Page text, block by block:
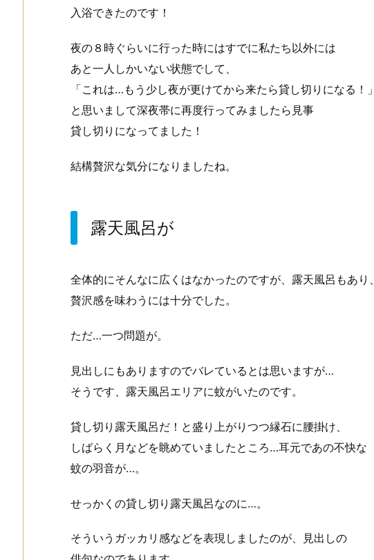
入浴できたのです！
夜の８時ぐらいに行った時にはすでに私たち以外には
あと一人しかいない状態でして、
「これは…もう少し夜が更けてから来たら貸し切りになる！」
と思いまして深夜帯に再度行ってみましたら見事
貸し切りになってました！
結構贅沢な気分になりましたね。
露天風呂が
全体的にそんなに広くはなかったのですが、露天風呂もあり、
贅沢感を味わうには十分でした。
ただ…一つ問題が。
見出しにもありますのでバレているとは思いますが…
そうです、露天風呂エリアに蚊がいたのです。
貸し切り露天風呂だ！と盛り上がりつつ縁石に腰掛け、
しばらく月などを眺めていましたところ…耳元であの不快な
蚊の羽音が…。
せっかくの貸し切り露天風呂なのに…。
そういうガッカリ感などを表現しましたのが、見出しの